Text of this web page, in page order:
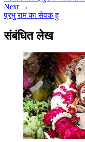
Next →
प्रभु राम का सेवक हु
संबंधित लेख